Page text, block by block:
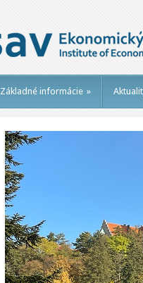
Základné informácie »